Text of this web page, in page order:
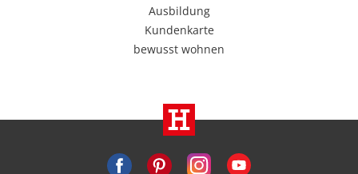
Ausbildung
Kundenkarte
bewusst wohnen